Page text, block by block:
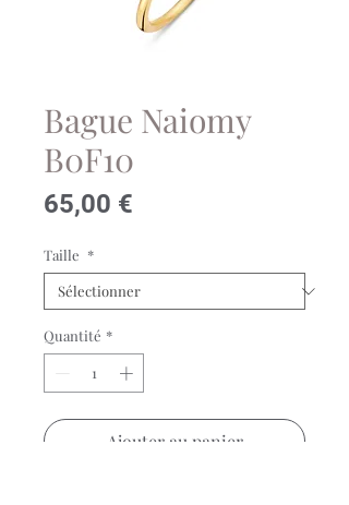
Bague Naiomy
B0F10
65,00 €
Taille *
Quantité *
Ajouter au panier